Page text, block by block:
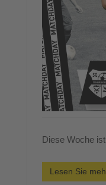
Diese Woche
Lesen Sie